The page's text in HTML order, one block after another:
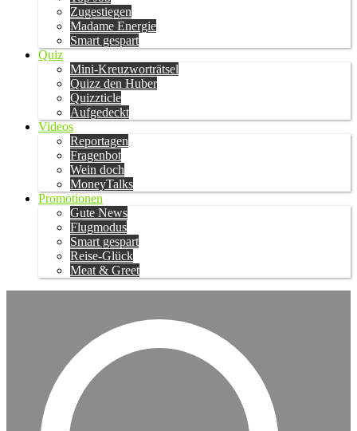
Zugestiegen
Madame Energie
Smart gespart
Quiz
Mini-Kreuzworträtsel
Quizz den Huber
Quizzticle
Aufgedeckt
Videos
Reportagen
Fragenbot
Wein doch
MoneyTalks
Promotionen
Gute News
Flugmodus
Smart gespart
Reise-Glück
Meat & Greet